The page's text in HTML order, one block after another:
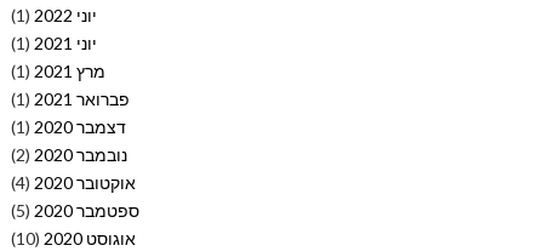
יוני 2022
(1)
יוני 2021
(1)
מרץ 2021
(1)
פברואר 2021
(1)
דצמבר 2020
(1)
נובמבר 2020
(2)
אוקטובר 2020
(4)
ספטמבר 2020
(5)
אוגוסט 2020
(10)